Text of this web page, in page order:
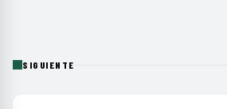
SIGUIENTE